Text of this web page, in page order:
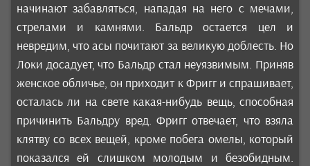
начинают забавляться, нападая на него с мечами,
стрелами и камнями. Бальдр остается цел и
невредим, что асы почитают за великую доблесть. Но
Локи досадует, что Бальдр стал неуязвимым. Приняв
женское обличье, он приходит к Фригг и спрашивает,
осталась ли на свете какая-нибудь вещь, способная
причинить Бальдру вред. Фригг отвечает, что взяла
клятву со всех вещей, кроме побега омелы, который
показался ей слишком молодым и безобидным.